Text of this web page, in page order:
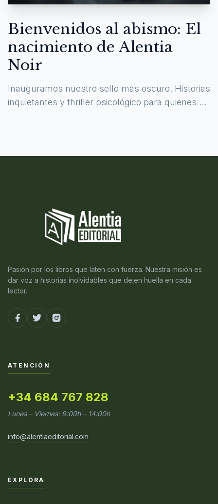
Bienvenidos al abismo: El
nacimiento de Alentia
Noir
Inauguramos nuestro sello más oscuro. Historias
inquietantes y thriller psicológico para quienes se
Pasión por los libros que laten con fuerza. Nuestra misión es
dar voz a historias inolvidables que dejen huella en cada
lector.
ATENCIÓN
+34 684 767 828
Lunes – Viernes: 9:00h – 14:00h
info@alentiaeditorial.com
EXPLORA